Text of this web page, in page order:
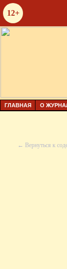
12+
ГЛАВНАЯ О
← Вернуться к